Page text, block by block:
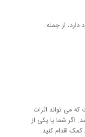
از جمله:
می تواند اثرات
اگر شما یا یکی از
کمک اقدام کنید.